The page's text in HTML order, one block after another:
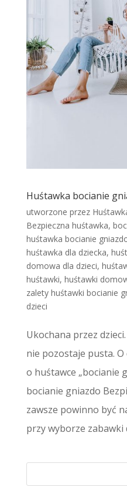
Huśtawka bocianie
utworzone przez
Bezpieczna huśtawka,
huśtawka bocianie
huśtawka dla dziecka,
domowa dla dzieci,
huśtawki, huśtawki
zalety huśtawki bocianie
dzieci
Ukochana przez
nie pozostaje pusta. O
o huśtawce „bocianie
bocianie gniazdo
zawsze powinno być
przy wyborze zabawki